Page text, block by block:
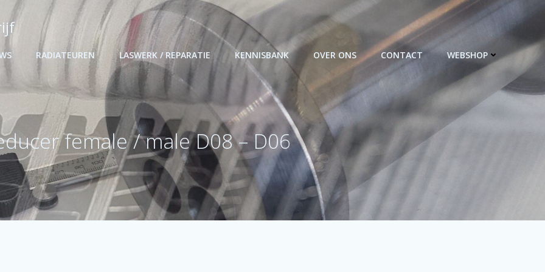
RADIATEUREN LASWERK / REPARATIE KENNISBANK OVER ONS CONTACT WEBSHOP
female / male D08 – D06